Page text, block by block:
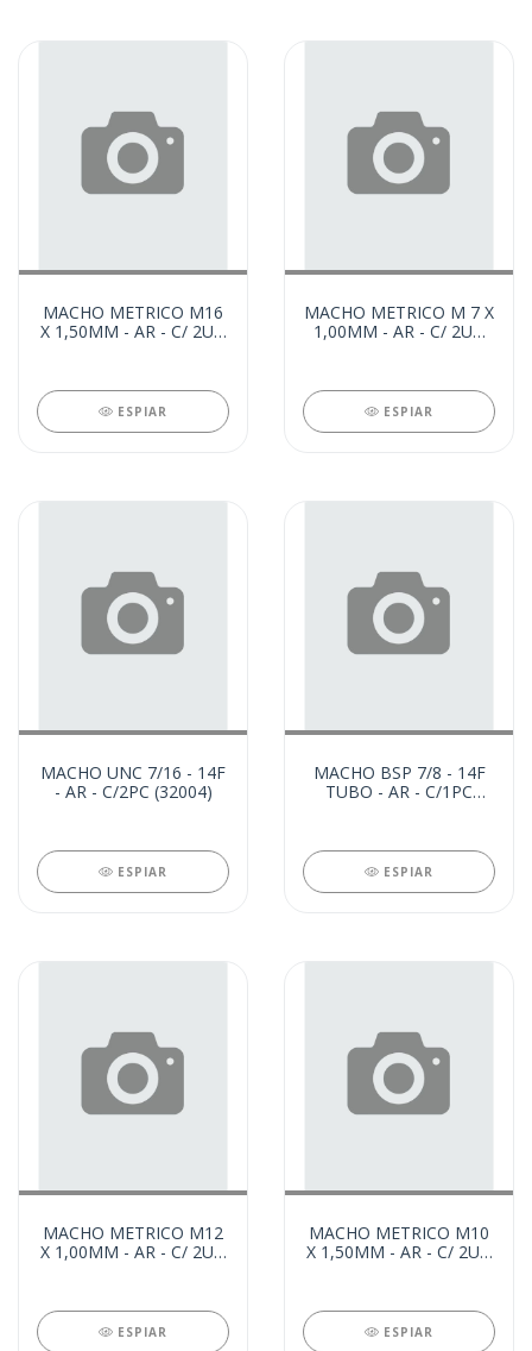
MACHO METRICO M16
X 1,50MM - AR - C/ 2UN
ESPIAR
MACHO METRICO M 7 X
1,00MM - AR - C/ 2UN
ESPIAR
MACHO UNC 7/16 - 14F
- AR - C/2PC (32004)
ESPIAR
MACHO BSP 7/8 - 14F
TUBO - AR - C/1PC
ESPIAR
MACHO METRICO M12
X 1,00MM - AR - C/ 2UN
ESPIAR
MACHO METRICO M10
X 1,50MM - AR - C/ 2UN
ESPIAR